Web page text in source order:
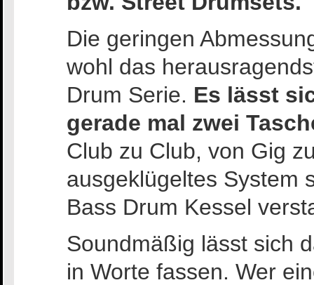
Die geringen
wohl das
Drum Serie. Es lässt
gerade mal zwei
Club zu Club, von Gig
ausgeklügeltes System
Bass Drum Kessel
Soundmäßig lässt sich
in Worte fassen. Wer